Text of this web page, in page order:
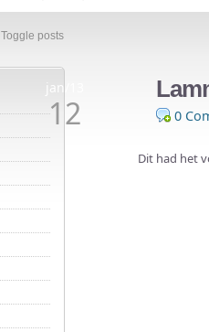
Toggle posts
jan/13
12 0
Dit had het